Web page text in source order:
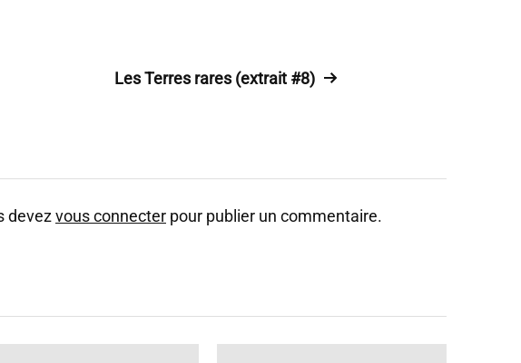
Les Terres rares (extrait #8)
devezvous connecter pour publier un commentaire.